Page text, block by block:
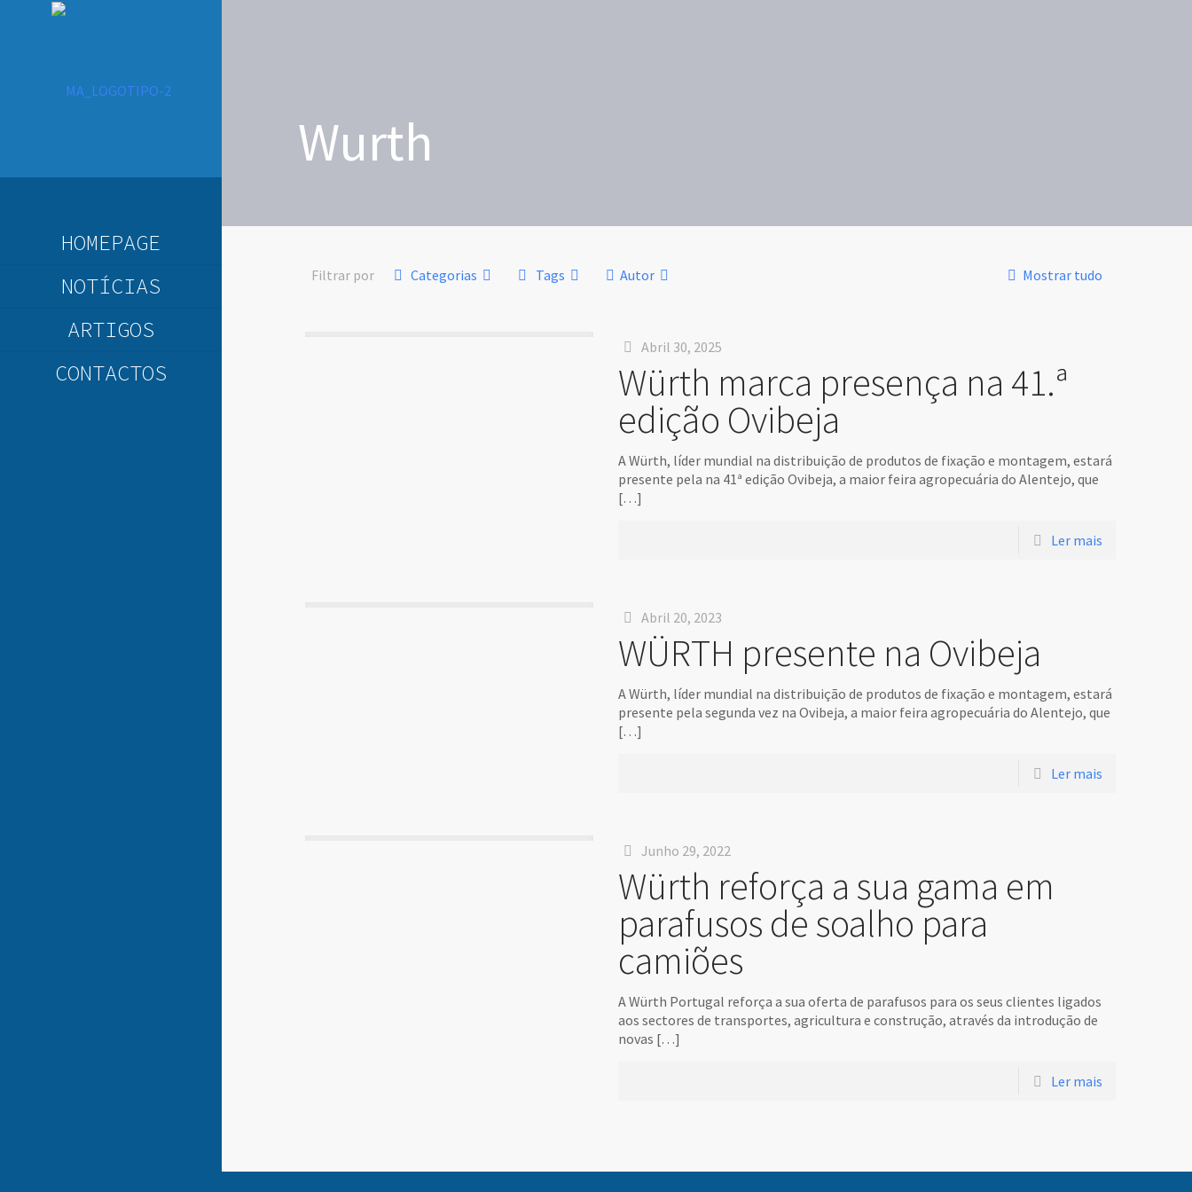
HOMEPAGE
NOTÍCIAS
ARTIGOS
CONTACTOS
Wurth
Filtrar por Categorias Tags Autor Mostrar tudo
Abril 30, 2025
Würth marca presença na 41.ª
edição Ovibeja
A Würth, líder mundial na distribuição de produtos de fixação e montagem, estará
presente pela na 41ª edição Ovibeja, a maior feira agropecuária do Alentejo, que
[…]
Ler mais
Abril 20, 2023
WÜRTH presente na Ovibeja
A Würth, líder mundial na distribuição de produtos de fixação e montagem, estará
presente pela segunda vez na Ovibeja, a maior feira agropecuária do Alentejo, que
[…]
Ler mais
Junho 29, 2022
Würth reforça a sua gama em
parafusos de soalho para
camiões
A Würth Portugal reforça a sua oferta de parafusos para os seus clientes ligados
aos sectores de transportes, agricultura e construção, através da introdução de
novas […]
Ler mais